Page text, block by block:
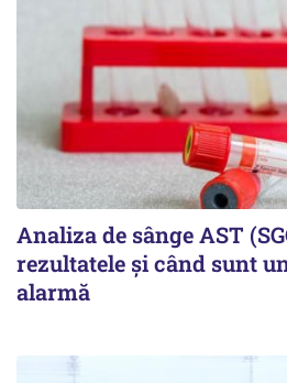
Analiza de sânge AST
rezultatele și când sunt
alarmă